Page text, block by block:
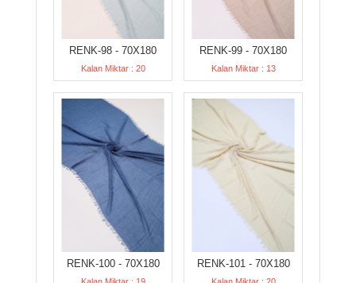
RENK-98 - 70X180
Kalan Miktar : 20
RENK-99 - 70X180
Kalan Miktar : 13
RENK-100 - 70X180 RENK-101 - 70X180